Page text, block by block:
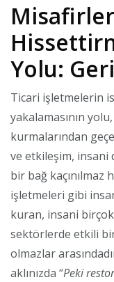
Yolu:
Ticari işletmelerin
yakalamasının
kurmalarından
ve etkileşim, insani
bir bağ
işletmeleri gibi
kuran, insani
sektörlerde etkili
olmazlar
aklınızda “Peki